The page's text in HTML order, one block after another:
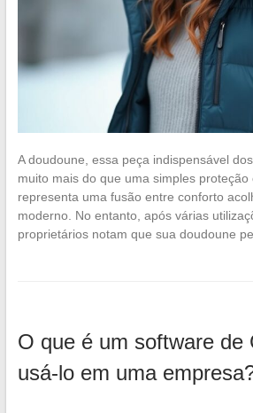
A doudoune, essa peça indispensável
muito mais do que uma simples proteção
representa uma fusão entre conforto
moderno. No entanto, após várias
proprietários notam que sua doudoune
O que é um software de
usá-lo em uma